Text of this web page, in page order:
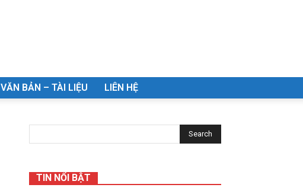
VĂN BẢN – TÀI LIỆU LIÊN HỆ
TIN NỔI BẬT